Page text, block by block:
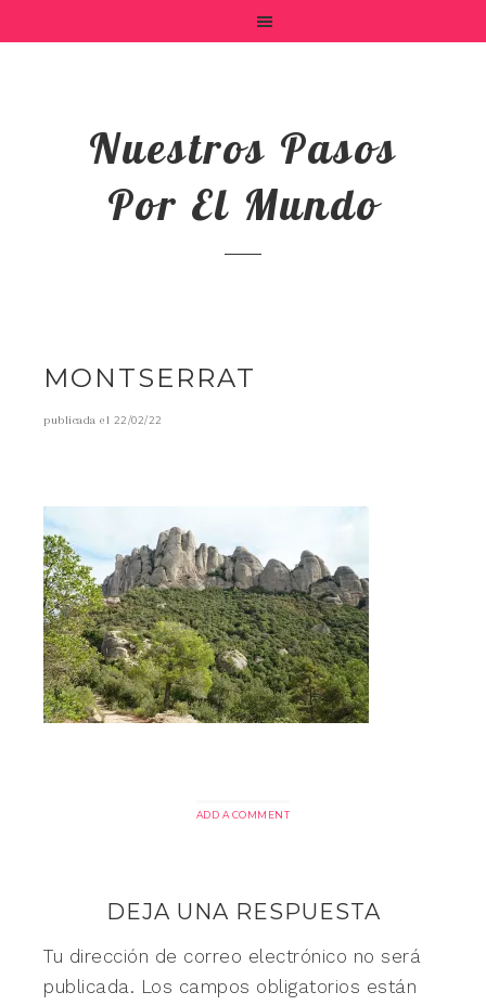
Nuestros Pasos
Por El Mundo
MONTSERRAT
publicada el 22/02/22
ADD A COMMENT
DEJA UNA RESPUESTA
Tu dirección de correo electrónico no será
publicada. Los campos obligatorios están